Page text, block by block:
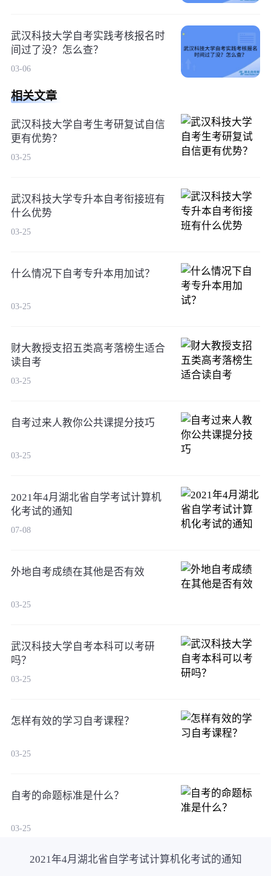
武汉科技大学自考实践考核报名时
间过了没？怎么查？
03-06
相关文章
武汉科技大学自考生考研复试自信
更有优势？
03-25
武汉科技大学专升本自考衔接班有
什么优势
03-25
什么情况下自考专升本用加试？
03-25
财大教授支招五类高考落榜生适合
读自考
03-25
自考过来人教你公共课提分技巧
03-25
2021年4月湖北省自学考试计算机
化考试的通知
07-08
外地自考成绩在其他是否有效
03-25
武汉科技大学自考本科可以考研
吗？
03-25
怎样有效的学习自考课程？
03-25
自考的命题标准是什么？
03-25
2021年4月湖北省自学考试计算机化考试的通知